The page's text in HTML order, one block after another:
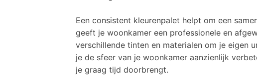
Een consistent kleurenpalet helpt om een
geeft je woonkamer een professionele en
verschillende tinten en materialen om je eigen
je de sfeer van je woonkamer aanzienlijk
je graag tijd doorbrengt.